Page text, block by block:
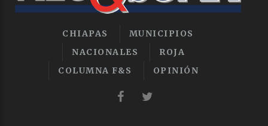
CHIAPAS
MUNICIPIOS
NACIONALES
ROJA
COLUMNA F&S
OPINIÓN